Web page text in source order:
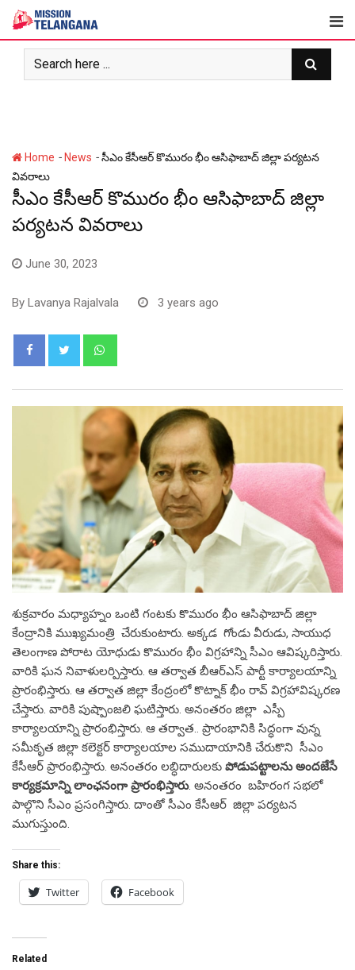
Skip
content
Home - News -సీఎం కేసీఆర్ కొమురం భీం ఆసిఫాబాద్ జిల్లా పర్యటన
వివరాలు
సీఎం కేసీఆర్ కొమురం భీం ఆసిఫాబాద్ జిల్లా
పర్యటన వివరాలు
June 30, 2023
By Lavanya Rajalvala 3 years ago
శుక్రవారం మధ్యాహ్నం ఒంటి గంటకు కొమురం భీం ఆసిఫాబాద్ జిల్లా
కేంద్రానికి ముఖ్యమంత్రి చేరుకుంటారు. అక్కడ గోండు వీరుడు, సాయుధ
తెలంగాణ పోరాట యోధుడు కొమురం భీం విగ్రహాన్ని సీఎం ఆవిష్కరిస్తారు.
వారికి ఘన నివాళులర్పిస్తారు. ఆ తర్వాత బీఆర్ఎస్ పార్టీ కార్యాలయాన్ని
ప్రారంభిస్తారు. ఆ తర్వాత జిల్లా కేంద్రంలో కొట్నాక్‌ భీం రావ్‌ విగ్రహావిష్కరణ
చేస్తారు. వారికి పుష్పాంజలి ఘటిస్తారు. అనంతరం జిల్లా ఎస్పీ
కార్యాలయాన్ని ప్రారంభిస్తారు. ఆ తర్వాత.. ప్రారంభానికి సిద్ధంగా వున్న
సమీకృత జిల్లా కలెక్టర్ కార్యాలయాల సముదాయానికి చేరుకొని సీఎం
కేసీఆర్ ప్రారంభిస్తారు. అనంతరం లబ్ధిదారులకు పోడుపట్టాలను అందజేసే
కార్యక్రమాన్ని లాంఛనంగా ప్రారంభిస్తారు. అనంతరం బహిరంగ సభలో
పాల్గొని సీఎం ప్రసంగిస్తారు. దాంతో సీఎం కేసీఆర్ జిల్లా పర్యటన
ముగుస్తుంది.
Share this:
Twitter Facebook
Related